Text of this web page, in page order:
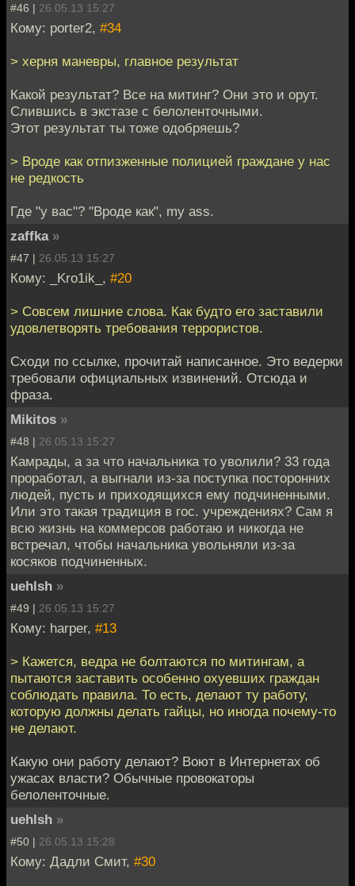
#46 | 26.05.13 15:27
Кому: porter2, #34
> херня маневры, главное результат
Какой результат? Все на митинг? Они это и орут.
Слившись в экстазе с белоленточными.
Этот результат ты тоже одобряешь?
> Вроде как отпизженные полицией граждане у нас
не редкость
Где "у вас"? "Вроде как", my ass.
zaffka »
#47 | 26.05.13 15:27
Кому: _Kro1ik_, #20
> Совсем лишние слова. Как будто его заставили
удовлетворять требования террористов.
Сходи по ссылке, прочитай написанное. Это ведерки
требовали официальных извинений. Отсюда и
фраза.
Mikitos »
#48 | 26.05.13 15:27
Камрады, а за что начальника то уволили? 33 года
проработал, а выгнали из-за поступка посторонних
людей, пусть и приходящихся ему подчиненными.
Или это такая традиция в гос. учреждениях? Сам я
всю жизнь на коммерсов работаю и никогда не
встречал, чтобы начальника увольняли из-за
косяков подчиненных.
uehlsh »
#49 | 26.05.13 15:27
Кому: harper, #13
> Кажется, ведра не болтаются по митингам, а
пытаются заставить особенно охуевших граждан
соблюдать правила. То есть, делают ту работу,
которую должны делать гайцы, но иногда почему-то
не делают.
Какую они работу делают? Воют в Интернетах об
ужасах власти? Обычные провокаторы
белоленточные.
uehlsh »
#50 | 26.05.13 15:28
Кому: Дадли Смит, #30